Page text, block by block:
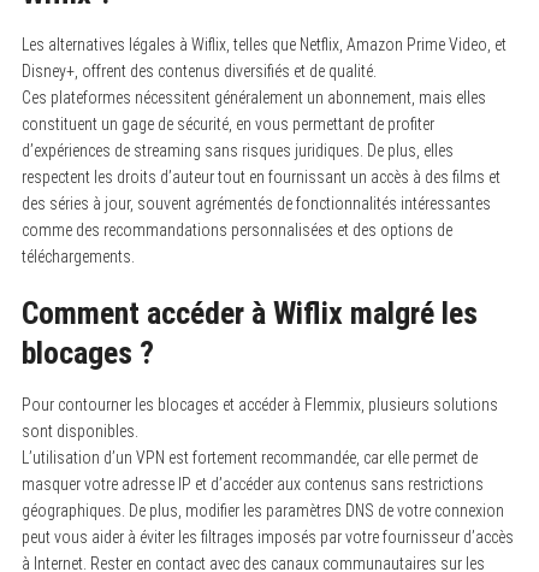
Les alternatives légales à Wiflix, telles que Netflix, Amazon Prime Video, et
Disney+, offrent des contenus diversifiés et de qualité.
Ces plateformes nécessitent généralement un abonnement, mais elles
constituent un gage de sécurité, en vous permettant de profiter
d’expériences de streaming sans risques juridiques. De plus, elles
respectent les droits d’auteur tout en fournissant un accès à des films et
des séries à jour, souvent agrémentés de fonctionnalités intéressantes
comme des recommandations personnalisées et des options de
téléchargements.
Comment accéder à Wiflix malgré les
blocages ?
Pour contourner les blocages et accéder à Flemmix, plusieurs solutions
sont disponibles.
L’utilisation d’un VPN est fortement recommandée, car elle permet de
masquer votre adresse IP et d’accéder aux contenus sans restrictions
géographiques. De plus, modifier les paramètres DNS de votre connexion
peut vous aider à éviter les filtrages imposés par votre fournisseur d’accès
à Internet. Rester en contact avec des canaux communautaires sur les